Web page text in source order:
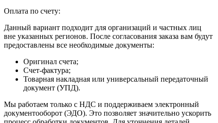
Оплата по счету:
Данный вариант подходит для организаций и частных лиц
вне указанных регионов. После согласования заказа вам будут
предоставлены все необходимые документы:
Оригинал счета;
Счет-фактура;
Товарная накладная или универсальный передаточный
документ (УПД).
Мы работаем только с НДС и поддерживаем электронный
документооборот (ЭДО). Это позволяет значительно ускорить